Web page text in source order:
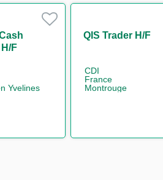
F
Yvelines
QIS Trader H/F
CDI
France
Montrouge